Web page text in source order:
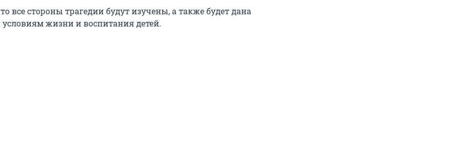
все стороны трагедии будут изучены, а также будет дана
условиям жизни и воспитания детей.